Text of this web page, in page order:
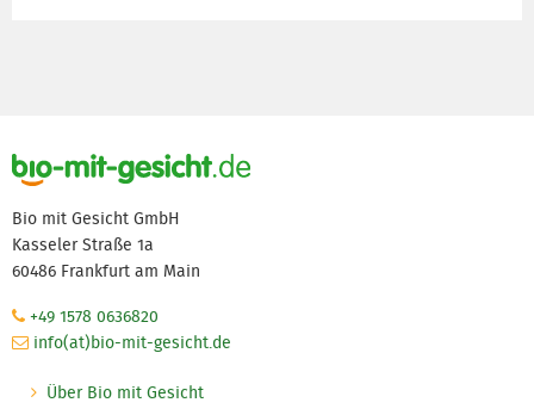
Bio mit Gesicht GmbH
Kasseler Straße 1a
60486 Frankfurt am Main
+49 1578 0636820
info(at)bio-mit-gesicht.de
Über Bio mit Gesicht